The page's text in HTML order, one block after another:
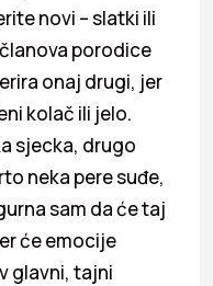
novi – slatki ili
porodice
onaj drugi, jer
kolač ili jelo.
sjecka, drugo
neka pere suđe,
sam da će taj
će emocije
glavni, tajni